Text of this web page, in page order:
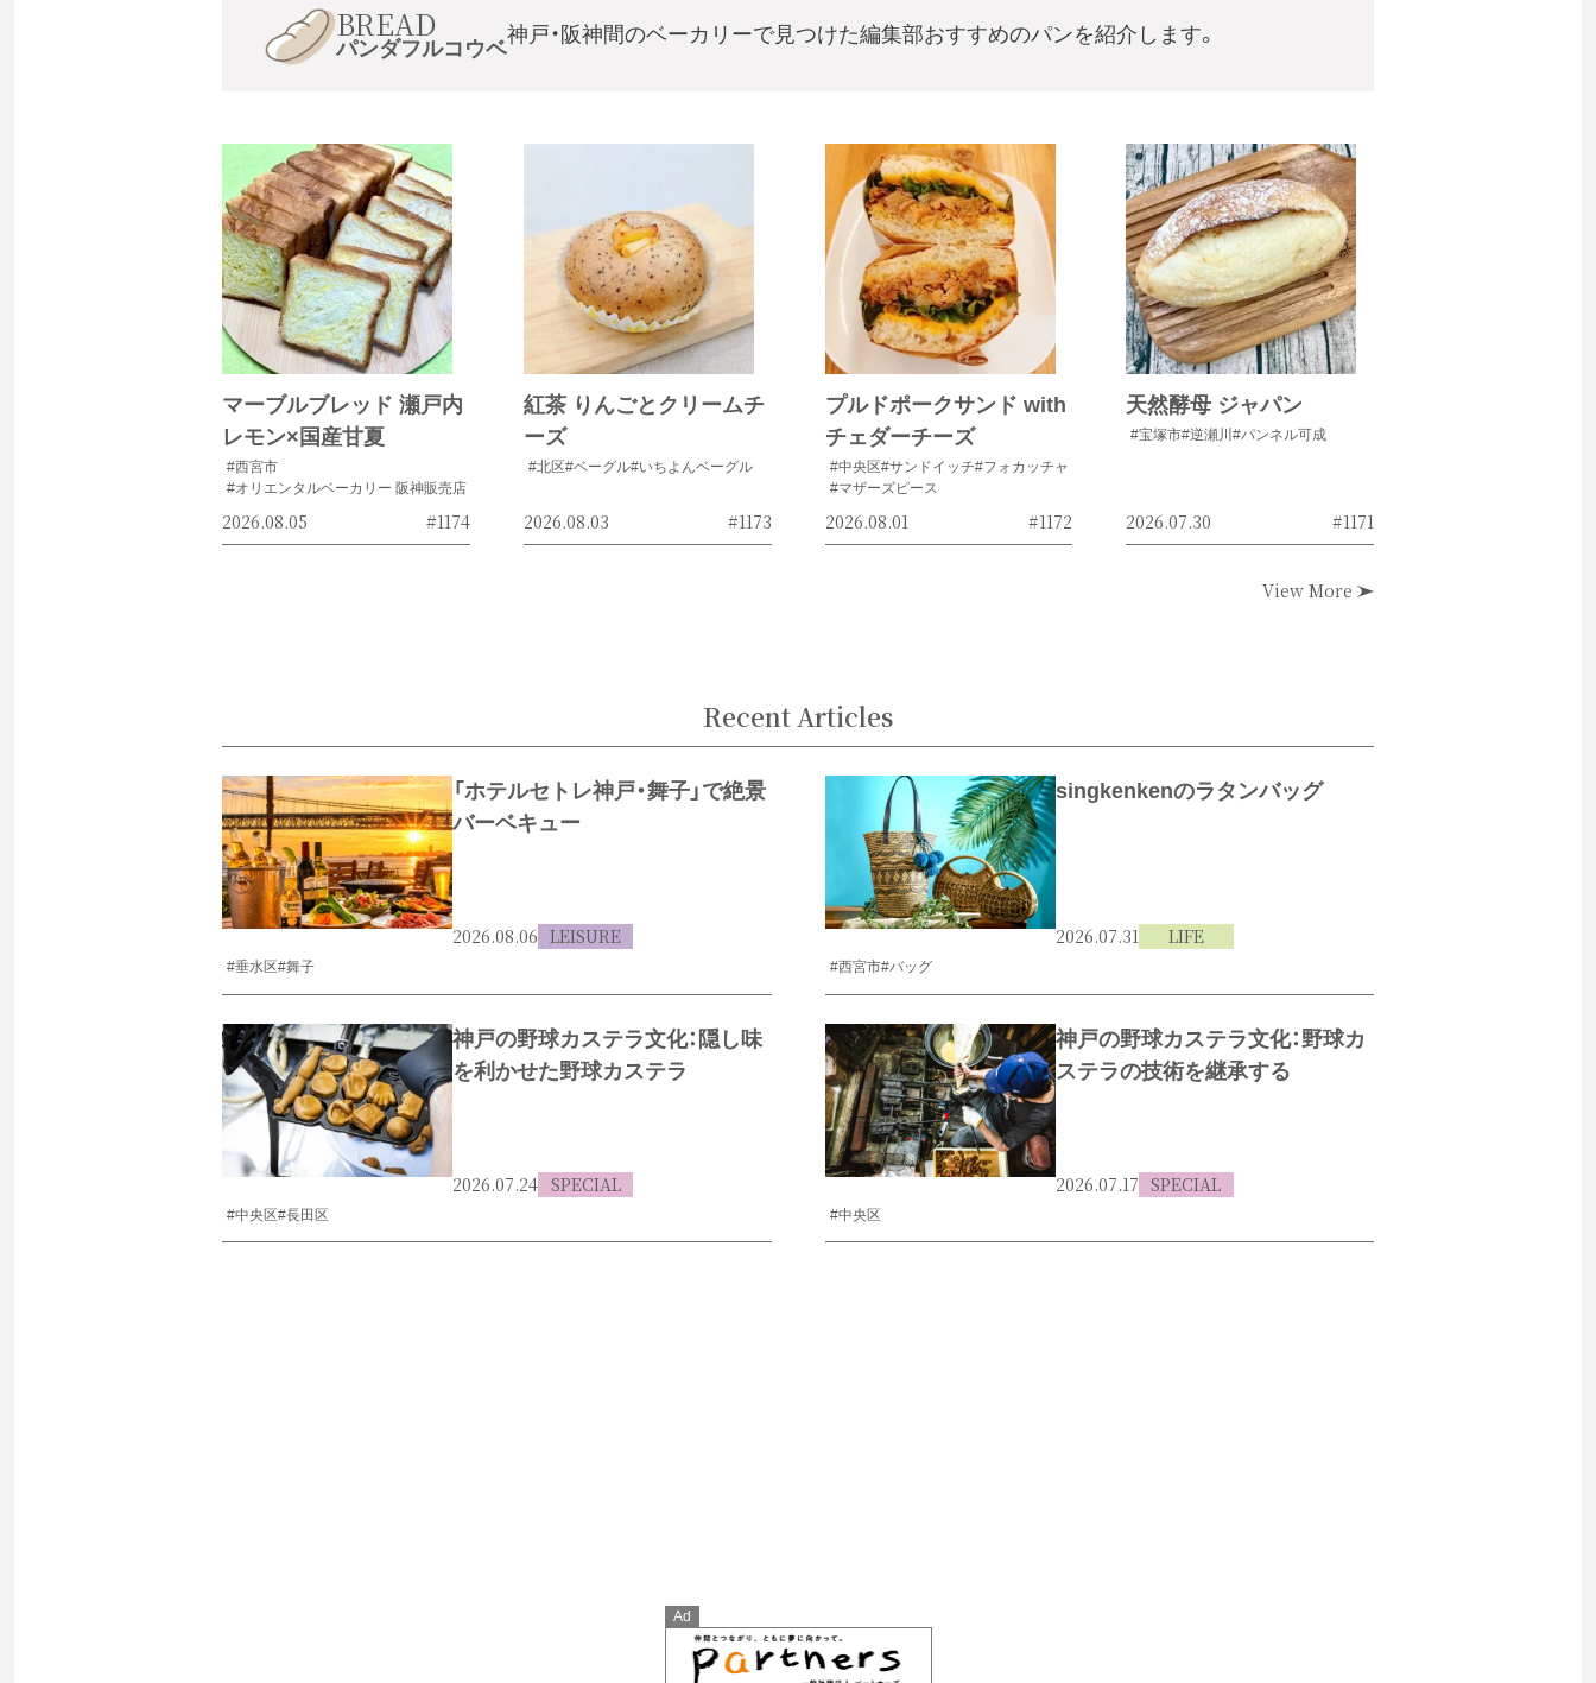
BREAD
パンダフルコウベ
神戸・阪神間のベーカリーで見つけた編集部おすすめのパンを紹介します。
マーブルブレッド 瀬戸内
レモン×国産甘夏
#西宮市
#オリエンタルベーカリー 阪神販売店
2026.08.05 #1174
紅茶 りんごとクリームチ
ーズ
#北区#ベーグル#いちよんベーグル
2026.08.03 #1173
プルドポークサンド with
チェダーチーズ
#中央区#サンドイッチ#フォカッチャ
#マザーズピース
2026.08.01 #1172
天然酵母 ジャパン
#宝塚市#逆瀬川#パンネル可成
2026.07.30 #1171
View More
Recent Articles
「ホテルセトレ神戸・舞子」で絶景
バーベキュー
2026.08.06 LEISURE
#垂水区#舞子
singkenkenのラタンバッグ
2026.07.31 LIFE
#西宮市#バッグ
神戸の野球カステラ文化：隠し味
を利かせた野球カステラ
2026.07.24 SPECIAL
#中央区#長田区
神戸の野球カステラ文化：野球カ
ステラの技術を継承する
2026.07.17 SPECIAL
#中央区
Ad